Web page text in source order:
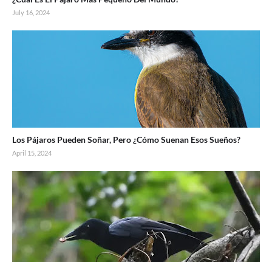
July 16, 2024
Los Pájaros Pueden Soñar, Pero ¿Cómo Suenan Esos Sueños?
April 15, 2024